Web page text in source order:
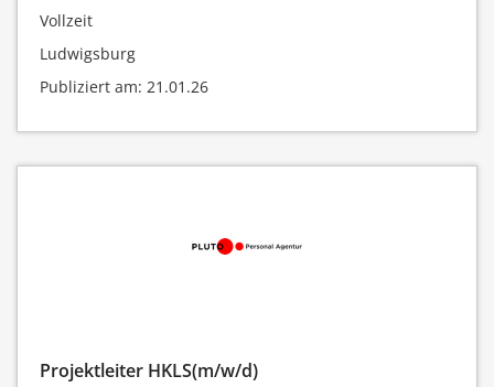
Vollzeit
Ludwigsburg
Publiziert am: 21.01.26
Projektleiter HKLS(m/w/d)